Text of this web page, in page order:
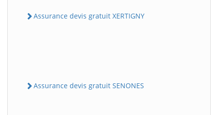
Assurance devis gratuit XERTIGNY
Assurance devis gratuit SENONES